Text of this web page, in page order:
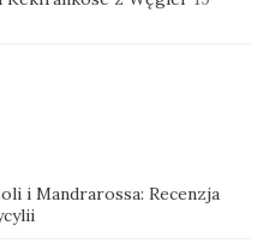
i Mandrarossa: Recenzja